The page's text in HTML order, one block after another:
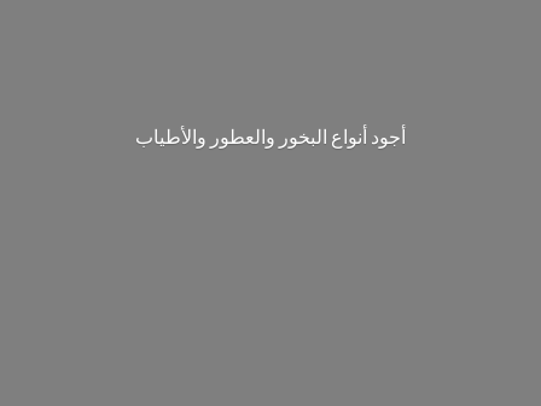
‎أجود أنواع البخور والعطور والأطياب